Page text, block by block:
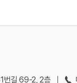
번길 69-2, 2층